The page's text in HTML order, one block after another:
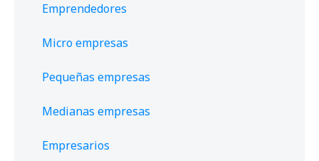
Emprendedores
Micro empresas
Pequeñas empresas
Medianas empresas
Empresarios